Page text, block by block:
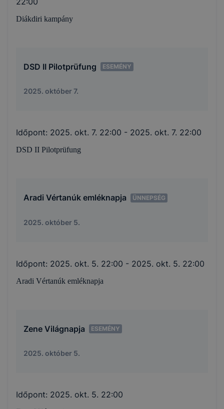
Diákdiri kampány
DSD II Pilotprüfung ESEMÉNY
2025. október 7.
Időpont: 2025. okt. 7. 22:00 - 2025. okt. 7. 22:00
DSD II Pilotprüfung
Aradi Vértanúk emléknapja ÜNNEPSÉG
2025. október 5.
Időpont: 2025. okt. 5. 22:00 - 2025. okt. 5. 22:00
Aradi Vértanúk emléknapja
Zene Világnapja ESEMÉNY
2025. október 5.
Időpont: 2025. okt. 5. 22:00